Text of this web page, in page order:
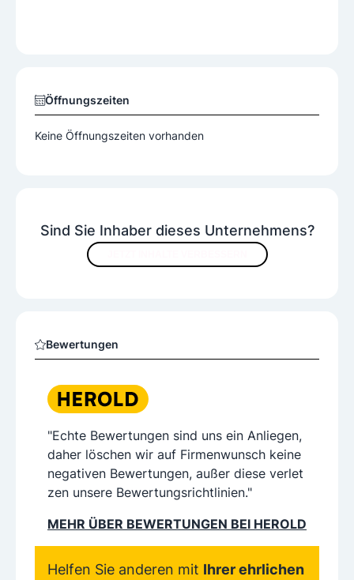
Sind Sie Inhaber dieses Unternehmens?
Bewertungen
"Echte Bewertungen sind uns ein Anliegen,
daher löschen wir auf Firmenwunsch keine
negativen Bewertungen, außer diese verlet
zen unsere Bewertungsrichtlinien."
MEHR ÜBER BEWERTUNGEN BEI HEROLD
Helfen Sie anderen mit Ihrer ehrlichen
Öffnungszeiten
Keine Öffnungszeiten vorhanden